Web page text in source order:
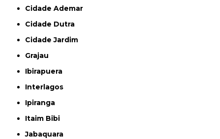
Cidade Ademar
Cidade Dutra
Cidade Jardim
Grajau
Ibirapuera
Interlagos
Ipiranga
Itaim Bibi
Jabaquara